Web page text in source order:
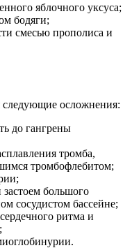
яблочного уксуса;
бодяги;
смесью прополиса и
следующие осложнения:
до гангрены
тромба,
тромбофлебитом;
большого
сосудистом бассейне;
ритма и